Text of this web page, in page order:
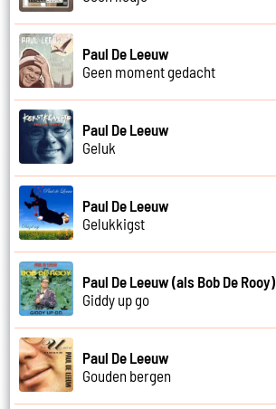
Paul De Leeuw
Geen moment gedacht
Paul De Leeuw
Geluk
Paul De Leeuw
Gelukkigst
Paul De Leeuw (als Bob De Rooy)
Giddy up go
Paul De Leeuw
Gouden bergen